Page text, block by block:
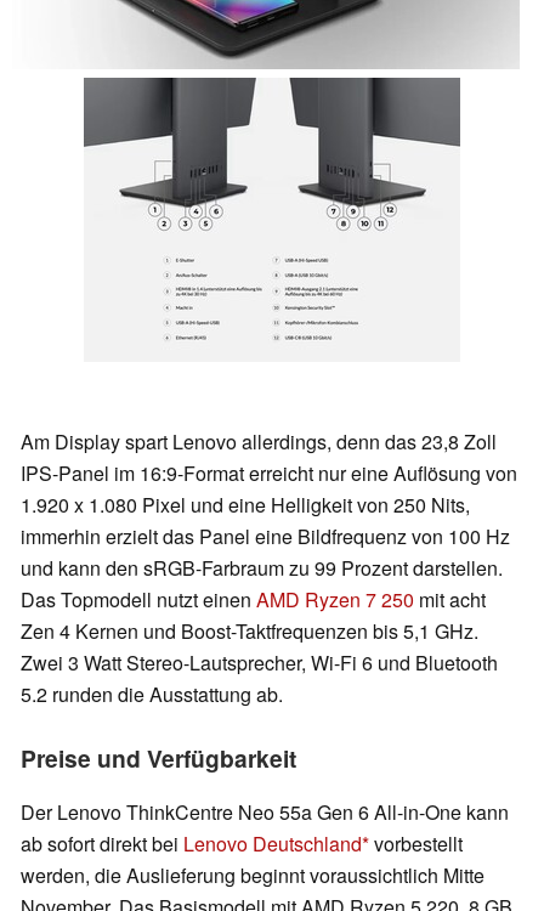
Am Display spart Lenovo allerdings, denn das 23,8 Zoll
IPS-Panel im 16:9-Format erreicht nur eine Auflösung von
1.920 x 1.080 Pixel und eine Helligkeit von 250 Nits,
immerhin erzielt das Panel eine Bildfrequenz von 100 Hz
und kann den sRGB-Farbraum zu 99 Prozent darstellen.
Das Topmodell nutzt einen AMD Ryzen 7 250 mit acht
Zen 4 Kernen und Boost-Taktfrequenzen bis 5,1 GHz.
Zwei 3 Watt Stereo-Lautsprecher, Wi-Fi 6 und Bluetooth
5.2 runden die Ausstattung ab.
Preise und Verfügbarkeit
Der Lenovo ThinkCentre Neo 55a Gen 6 All-in-One kann
ab sofort direkt bei Lenovo Deutschland vorbestellt
werden, die Auslieferung beginnt voraussichtlich Mitte